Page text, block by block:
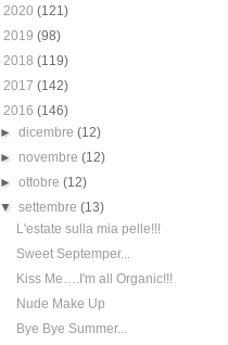
2020 (121)
2019 (98)
2018 (119)
2017 (142)
2016 (146)
►dicembre(12)
► novembre(12)
►ottobre(12)
▼settembre(13)
L'estate sulla mia pelle!!!
Sweet Septemper...
Kiss Me….I'm all Organic!!!
Nude Make Up
Bye Bye Summer...